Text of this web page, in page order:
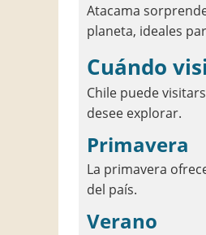
Atacama
planeta, ideales
Cuándo
Chile puede
desee explorar.
Primavera
La primavera
del país.
Verano